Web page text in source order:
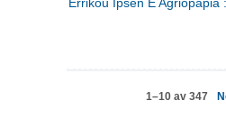
Errikou Ipsen E Agriopapia
1–10 av 347